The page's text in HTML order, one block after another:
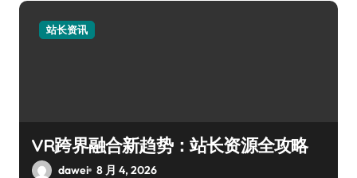
站长资讯
VR跨界融合新趋势：站长资源全攻略
dawei 8 月 4, 2026